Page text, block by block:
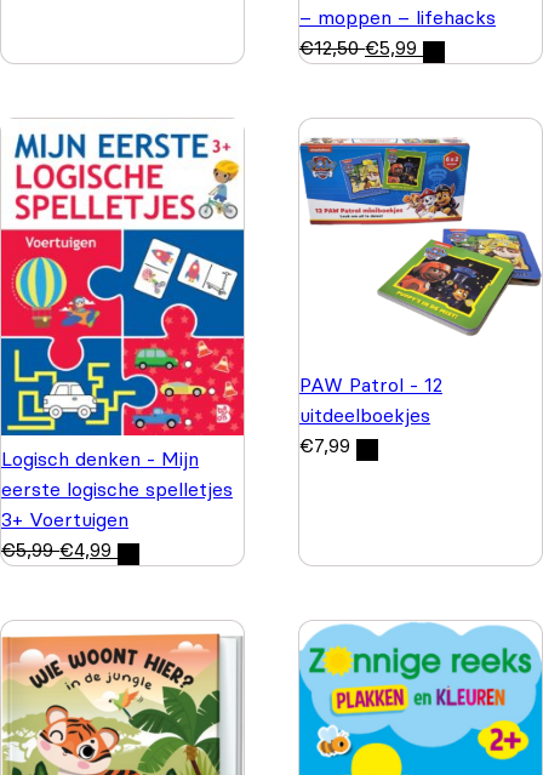
– moppen – lifehacks
€12,50 €5,99
Logisch denken - Mijn
eerste logische spelletjes
3+ Voertuigen
€5,99 €4,99
PAW Patrol - 12
uitdeelboekjes
€7,99